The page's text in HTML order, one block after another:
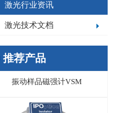
激光行业资讯
激光技术文档
推荐产品
振动样品磁强计VSM